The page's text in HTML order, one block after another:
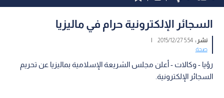
السجائر الإلكترونية حرام في ماليزيا
نشر :5:54 2015/12/27
|
صحة
رؤيا - وكالات - أعلن مجلس الشريعة الإسلامية بماليزيا عن تحريم
السجائر الإلكترونية.